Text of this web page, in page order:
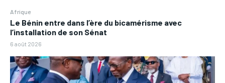
Afrique
Le Bénin entre dans l’ère du bicamérisme avec
l’installation de son Sénat
6 août 2026